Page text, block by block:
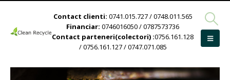
Contact clienti: 0741.015.727 / 0748.011.565
Financiar: 0746016050 / 0787573736
Contact parteneri(colectori) :0756.161.128
/ 0756.161.127 / 0747.071.085